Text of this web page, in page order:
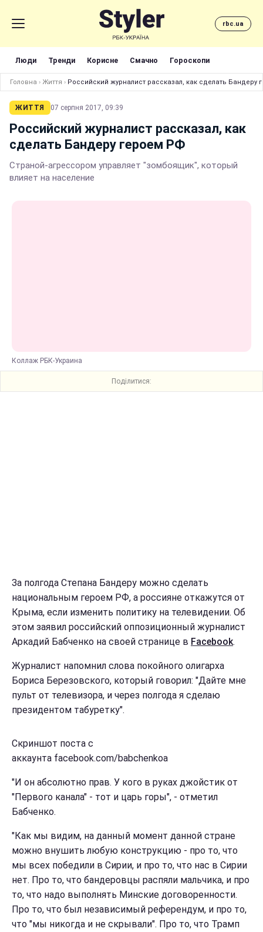
rbc.ua
Люди Тренди Корисне Смачно Гороскопи
Головна › Життя › Российский журналист рассказал, как сделать Бандеру
ЖИТТЯ 07 серпня 2017, 09:39
Российский журналист рассказал, как
сделать Бандеру героем РФ
Страной-агрессором управляет "зомбоящик", который
влияет на население
Коллаж РБК-Украина
Поділитися:
За полгода Степана Бандеру можно сделать
национальным героем РФ, а россияне откажутся от
Крыма, если изменить политику на телевидении. Об
этом заявил российский оппозиционный журналист
Аркадий Бабченко на своей странице в Facebook.
Журналист напомнил слова покойного олигарха
Бориса Березовского, который говорил: "Дайте мне
пульт от телевизора, и через полгода я сделаю
президентом табуретку".
Скриншот поста с
аккаунта facebook.com/babchenkoa
"И он абсолютно прав. У кого в руках джойстик от
"Первого канала" - тот и царь горы", - отметил
Бабченко.
"Как мы видим, на данный момент данной стране
можно внушить любую конструкцию - про то, что
мы всех победили в Сирии, и про то, что нас в Сирии
нет. Про то, что бандеровцы распяли мальчика, и про
то, что надо выполнять Минские договоренности.
Про то, что был независимый референдум, и про то,
что "мы никогда и не скрывали". Про то, что Трамп